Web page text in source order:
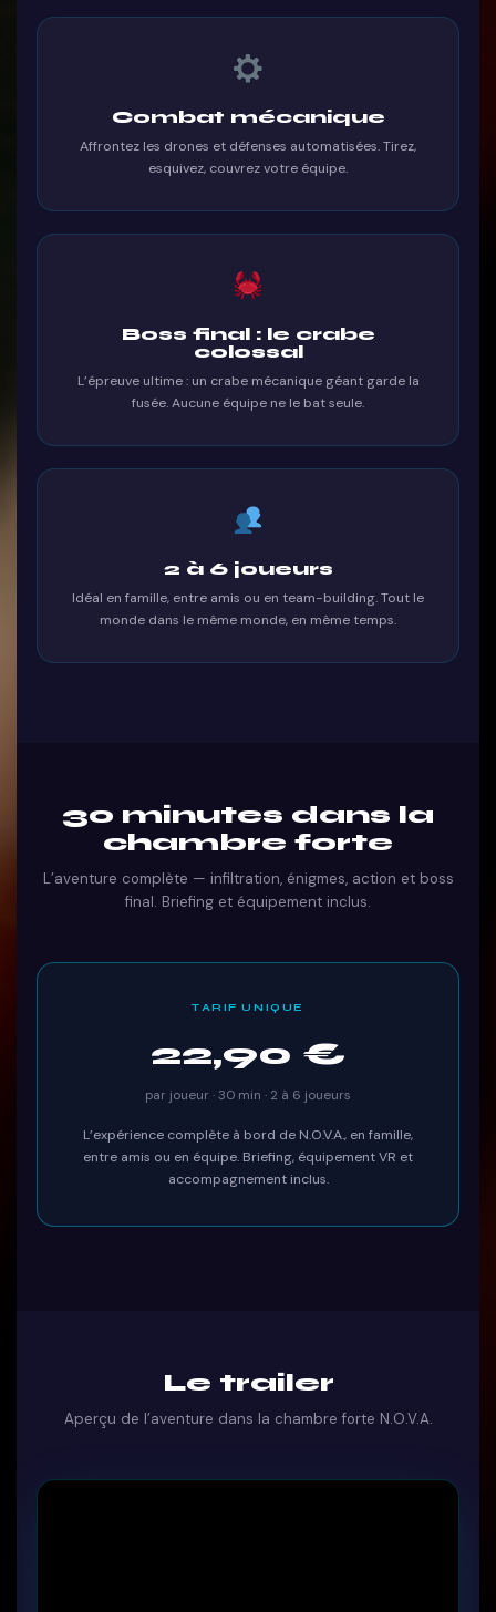
Combat mécanique
Affrontez les drones et défenses automatisées. Tirez,
esquivez, couvrez votre équipe.
Boss final : le crabe
colossal
L’épreuve ultime : un crabe mécanique géant garde la
fusée. Aucune équipe ne le bat seule.
2 à 6 joueurs
Idéal en famille, entre amis ou en team-building. Tout le
monde dans le même monde, en même temps.
30 minutes dans la
chambre forte
L’aventure complète — infiltration, énigmes, action et boss
final. Briefing et équipement inclus.
TARIF UNIQUE
22,90 €
par joueur · 30 min · 2 à 6 joueurs
L’expérience complète à bord de N.O.V.A., en famille,
entre amis ou en équipe. Briefing, équipement VR et
accompagnement inclus.
Le trailer
Aperçu de l’aventure dans la chambre forte N.O.V.A.